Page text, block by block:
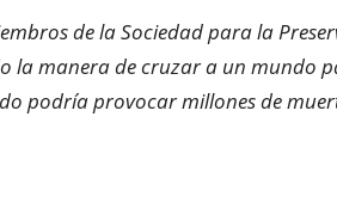
de la Sociedad para la
la manera de cruzar a un mundo
podría provocar millones de